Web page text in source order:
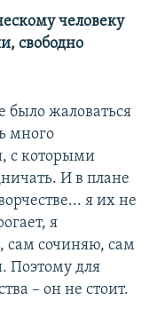
человеку
свободно
было жаловаться
много
с которыми
И в плане
я их не
я
сам сочиняю, сам
Поэтому для
– он не стоит.